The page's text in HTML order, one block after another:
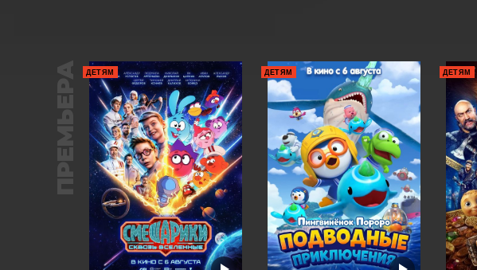
ПРЕМЬЕРА ДЕТЯМ ДЕТЯМ ДЕТЯМ